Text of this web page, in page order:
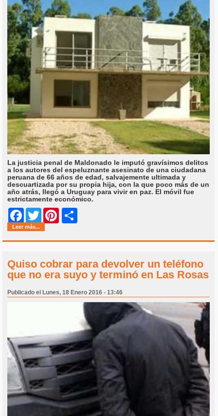
La justicia penal de Maldonado le imputó gravísimos delitos
a los autores del espeluznante asesinato de una ciudadana
peruana de 66 años de edad, salvajemente ultimada y
descuartizada por su propia hija, con la que poco más de un
año atrás, llegó a Uruguay para vivir en paz. El móvil fue
estrictamente económico.
Facebook
Twitter Pinterest
Leer más...
Quiso cobrar para devolver un teléfono
que no era suyo y terminó en Las Rosas
Publicado el Lunes, 18 Enero 2016 - 13:46